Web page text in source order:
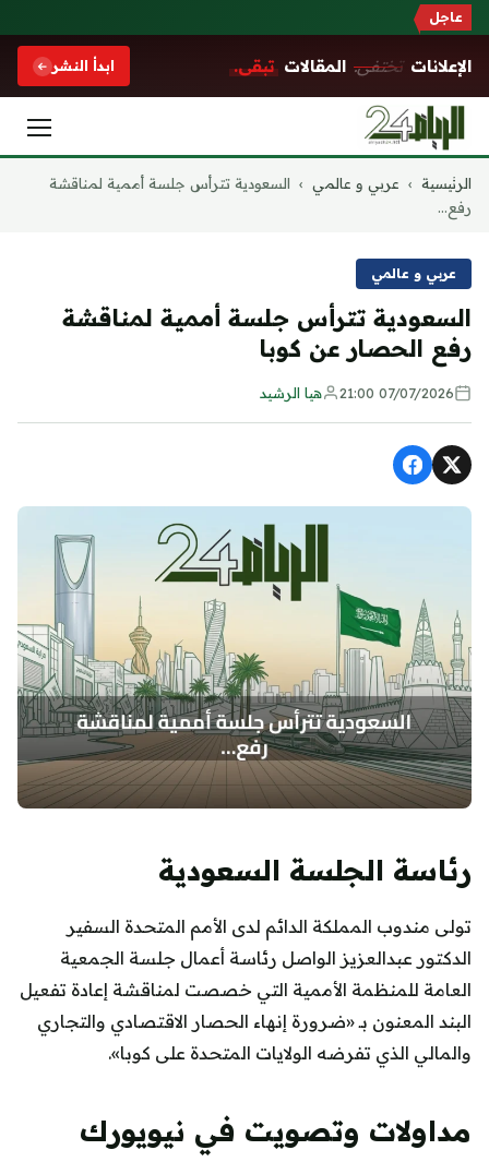
عاجل
الإعلانات تختفي. المقالات تبقى. ابدأ النشر
التجاوز
المحتوى
الرئيسية › عربي و عالمي › السعودية تترأس جلسة أممية لمناقشة
رفع...
عربي و عالمي
السعودية تترأس جلسة أممية لمناقشة
رفع الحصار عن كوبا
07/07/2026 21:00 هيا الرشيد
رئاسة الجلسة السعودية
تولى مندوب المملكة الدائم لدى الأمم المتحدة السفير
الدكتور عبدالعزيز الواصل رئاسة أعمال جلسة الجمعية
العامة للمنظمة الأممية التي خصصت لمناقشة إعادة تفعيل
البند المعنون بـ «ضرورة إنهاء الحصار الاقتصادي والتجاري
والمالي الذي تفرضه الولايات المتحدة على كوبا».
مداولات وتصويت في نيويورك